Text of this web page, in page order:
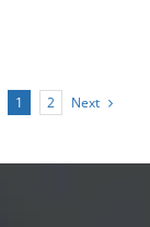
1 2 Next